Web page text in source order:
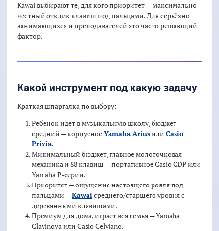
Kawai выбирают те, для кого приоритет — максимально
честный отклик клавиш под пальцами. Для серьёзно
занимающихся и преподавателей это часто решающий
фактор.
Какой инструмент под какую задачу
Краткая шпаргалка по выбору:
Ребёнок идёт в музыкальную школу, бюджет
средний — корпусноеYamaha Ariusили Casio
Privia.
Минимальный бюджет, главное молоточковая
механика и 88 клавиш — портативное Casio CDP или
Yamaha P-серии.
Приоритет — ощущение настоящего рояля под
пальцами —Kawaiсреднего/старшего уровня с
деревянными клавишами.
Премиум для дома, играет вся семья — Yamaha
Clavinova или Casio Celviano.